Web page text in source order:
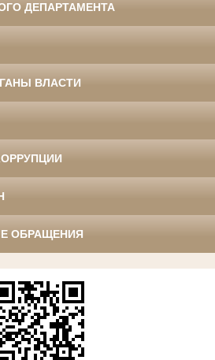
ДЕПАРТАМЕНТА
ВЛАСТИ
ОБРАЩЕНИЯ